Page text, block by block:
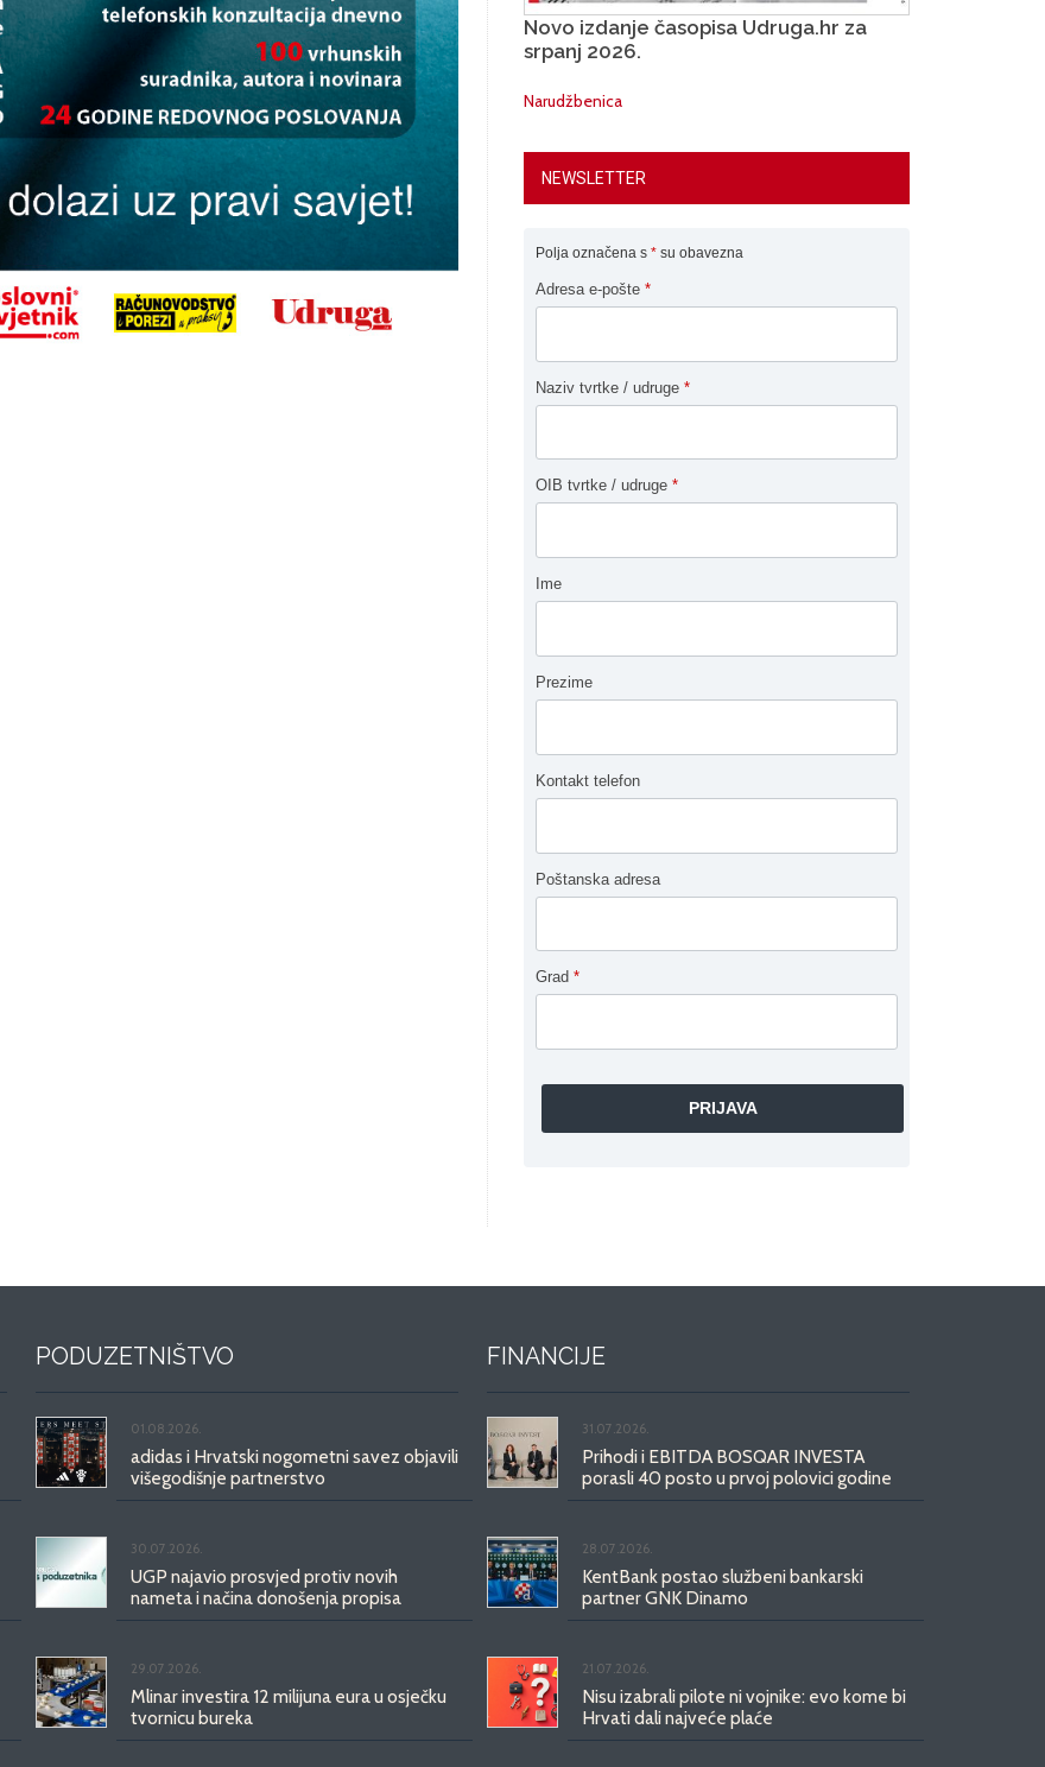
Novo izdanje časopisa Udruga.hr za
srpanj 2026.
Narudžbenica
NEWSLETTER
Polja označena s * su obavezna
Adresa e-pošte *
Naziv tvrtke / udruge *
OIB tvrtke / udruge *
Ime
Prezime
Kontakt telefon
Poštanska adresa
Grad *
PODUZETNIŠTVO
01.08.2026.
adidas i Hrvatski nogometni savez objavili
višegodišnje partnerstvo
30.07.2026.
UGP najavio prosvjed protiv novih
nameta i načina donošenja propisa
29.07.2026.
Mlinar investira 12 milijuna eura u osječku
tvornicu bureka
FINANCIJE
31.07.2026.
Prihodi i EBITDA BOSQAR INVESTA
porasli 40 posto u prvoj polovici godine
28.07.2026.
KentBank postao službeni bankarski
partner GNK Dinamo
21.07.2026.
Nisu izabrali pilote ni vojnike: evo kome bi
Hrvati dali najveće plaće